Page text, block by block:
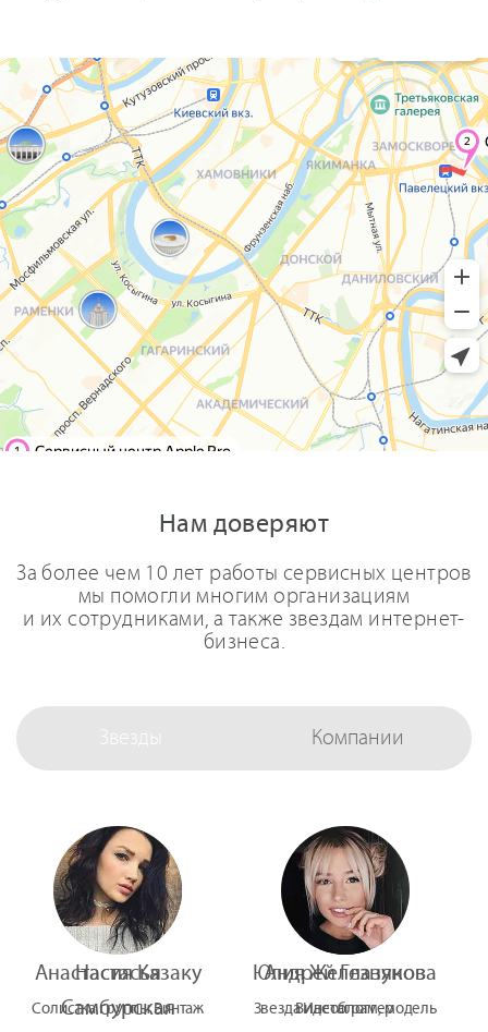
Нам доверяют
За более чем 10 лет работы сервисных центров
мы помогли многим организациям
и их сотрудниками, а также звездам интернет-
бизнеса.
Звезды Компании
Настасья
Самбурская
Андрей Глазунов
Видеоблоггер
Анастасия Казаку
Солистка группы Винтаж
Юлия Железнякова
Звезда Инстаграм, модель